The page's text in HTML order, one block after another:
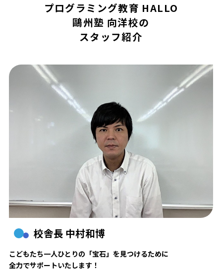
プログラミング教育 HALLO
鷗州塾 向洋校の
スタッフ紹介
校舎長 中村和博
こどもたち一人ひとりの「宝石」を見つけるために
全力でサポートいたします！